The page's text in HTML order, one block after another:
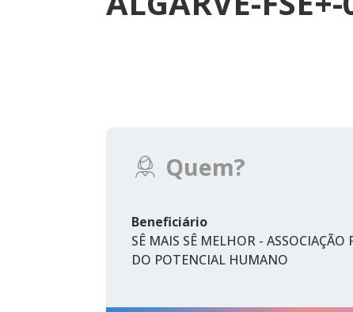
Quem?
Beneficiário
SÊ MAIS SÊ MELHOR - ASSOCIAÇÃO
DO POTENCIAL HUMANO